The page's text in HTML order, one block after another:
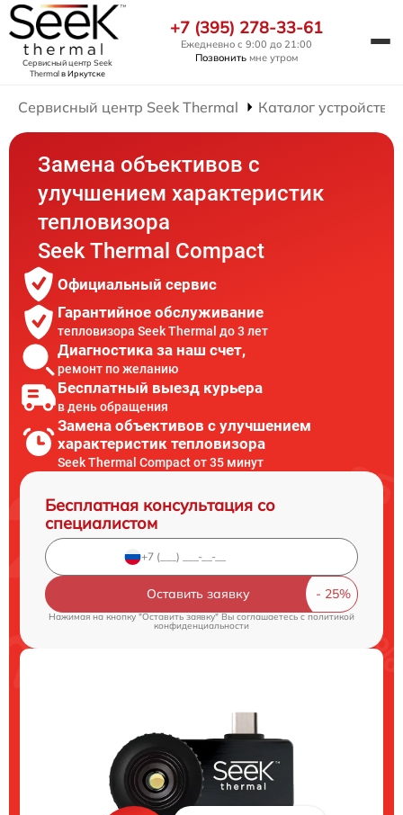
Сервисный центр Seek
Thermalв Иркутске
+7 (395) 278-33-61
Ежедневно с 9:00 до 21:00
Позвонить мне утром
Сервисный центр Seek Thermal Каталог устройств
Замена объективов с
улучшением характеристик
тепловизора
Seek Thermal Compact
Официальный сервис
Гарантийное обслуживание
тепловизора Seek Thermal до 3 лет
Диагностика за наш счет,
ремонт по желанию
Бесплатный выезд курьера
в день обращения
Замена объективов с улучшением
характеристик тепловизора
Seek Thermal Compact от 35 минут
Бесплатная консультация со
специалистом
Оставить заявку
Нажимая на кнопку "Оставить заявку" Вы соглашаетесь cполитикой
конфиденциальности